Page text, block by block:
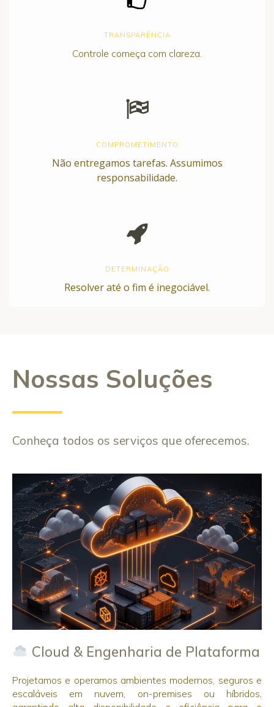
TRANSPARÊNCIA
Controle começa com clareza.
COMPROMETIMENTO
Não entregamos tarefas. Assumimos
responsabilidade.
DETERMINAÇÃO
Resolver até o fim é inegociável.
Nossas Soluções
Conheça todos os serviços que oferecemos.
Cloud & Engenharia de Plataforma
Projetamos e operamos ambientes modernos, seguros e
escaláveis em nuvem, on-premises ou híbridos,